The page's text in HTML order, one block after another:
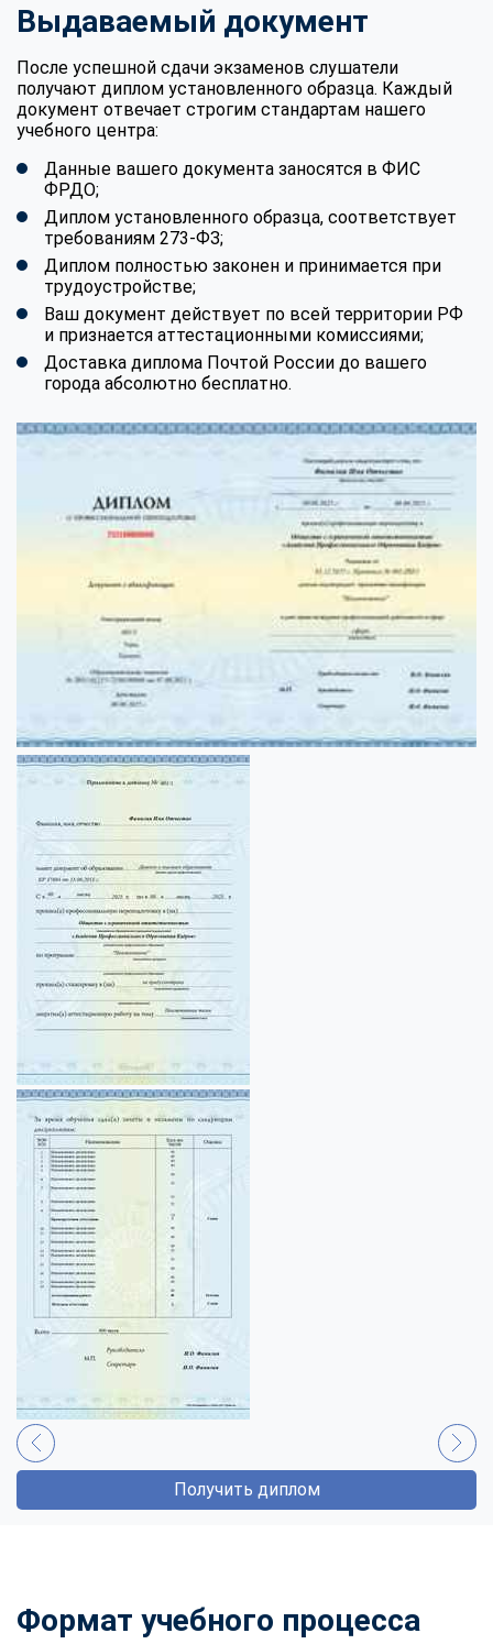
Выдаваемый документ
После успешной сдачи экзаменов слушатели
получают диплом установленного образца. Каждый
документ отвечает строгим стандартам нашего
учебного центра:
Данные вашего документа заносятся в ФИС
ФРДО;
Диплом установленного образца, соответствует
требованиям 273-ФЗ;
Диплом полностью законен и принимается при
трудоустройстве;
Ваш документ действует по всей территории РФ
и признается аттестационными комиссиями;
Доставка диплома Почтой России до вашего
города абсолютно бесплатно.
Получить диплом
Формат учебного процесса